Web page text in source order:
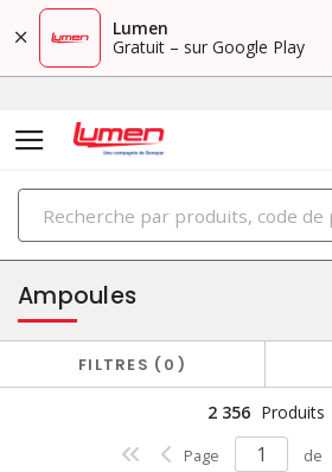
Lumen
Gratuit – sur Google Play
PRODUITS
éclairage
Ampoules
FILTRES 0
2 356 Produits
Page de